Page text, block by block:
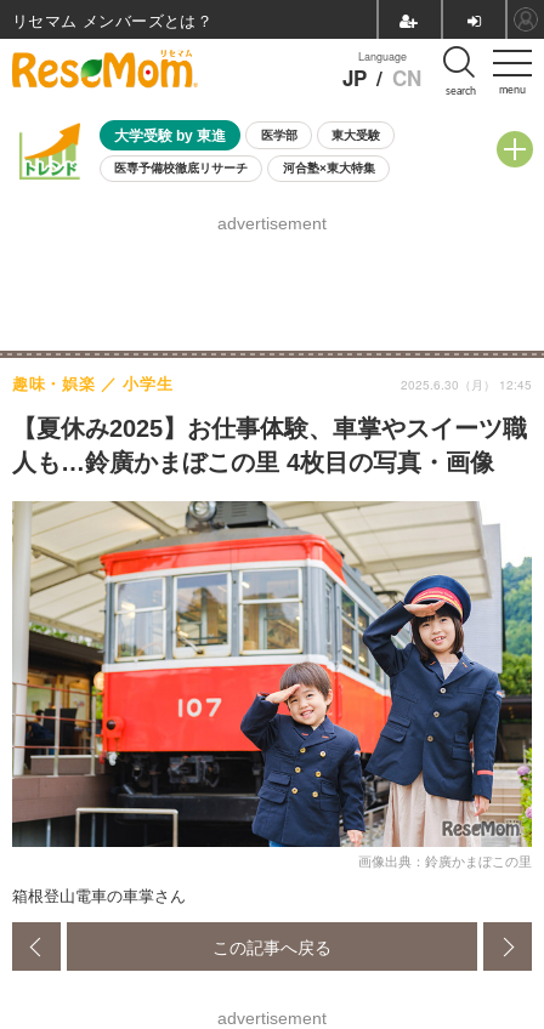
menu
Language
JP / CN search
大学受験 by 東進 医学部 東大受験
医専予備校徹底リサーチ 河合塾×東大特集
8月開催学校説明会・相談会
advertisement
【夏休み2025】お仕事体験、車掌やスイーツ職
人も…鈴廣かまぼこの里 4枚目の写真・画像
趣味・娯楽 小学生 2025.6.30（月） 12:45
画像出典：鈴廣かまぼこの里
箱根登山電車の車掌さん
この記事へ戻る
advertisement
リセマム メンバーズ